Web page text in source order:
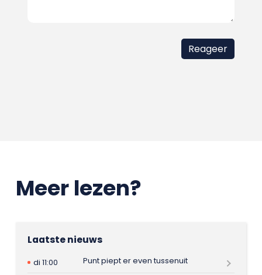
Meer lezen?
Laatste nieuws
di 11:00
Punt piept er even tussenuit